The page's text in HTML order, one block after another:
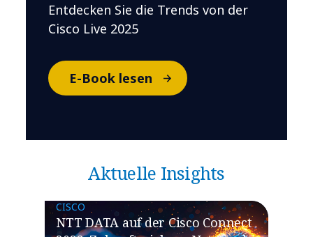
Entdecken Sie die Trends von der
Cisco Live 2025
E-Book lesen
Aktuelle Insights
CISCO
NTT DATA auf der Cisco Connect